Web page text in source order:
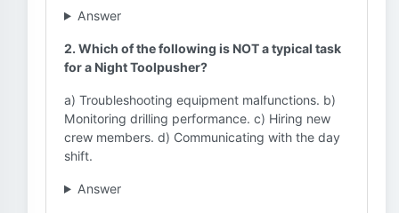
Answer
2. Which of the following is NOT a typical task
for a Night Toolpusher?
a) Troubleshooting equipment malfunctions. b)
Monitoring drilling performance. c) Hiring new
crew members. d) Communicating with the day
shift.
Answer